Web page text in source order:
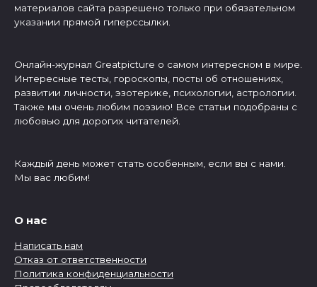
материалов сайта разрешено только при обязательном
указании прямой гиперссылки.
Онлайн-журнал Greatpicture о самом интересном в мире.
Интересные тесты, гороскопы, посты об отношениях,
развитии личности, эзотерике, психологии, астрологии.
Также мы очень любим поэзию! Все статьи подобраны с
любовью для дорогих читателей.
Каждый день может стать особенным, если вы с нами.
Мы вас любим!
О нас
Написать нам
Отказ от ответственности
Политика конфиденциальности